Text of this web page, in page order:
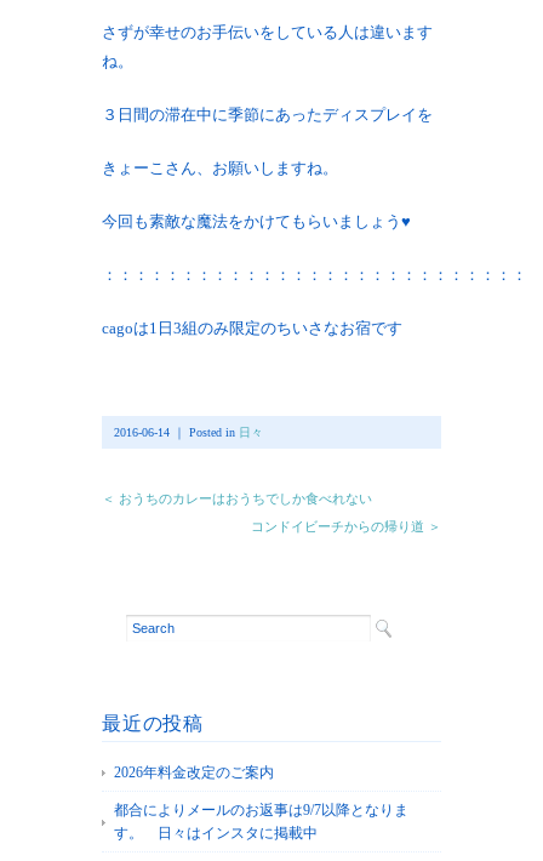
さずが幸せのお手伝いをしている人は違います
ね。
３日間の滞在中に季節にあったディスプレイを
きょーこさん、お願いしますね。
今回も素敵な魔法をかけてもらいましょう♥
：：：：：：：：：：：：：：：：：：：：：：：：：：：
cagoは1日3組のみ限定のちいさなお宿です
2016-06-14 ｜ Posted in 日々
＜ おうちのカレーはおうちでしか食べれない
コンドイビーチからの帰り道 ＞
最近の投稿
2026年料金改定のご案内
都合によりメールのお返事は9/7以降となりま
す。 日々はインスタに掲載中